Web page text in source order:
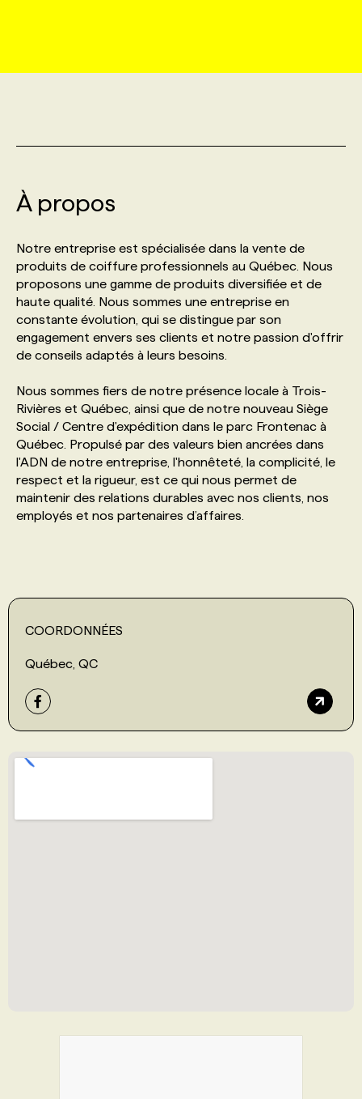
INITIATIVES NUMÉRIQUES
PRIX ET DISTINCTIONS
TENDANCES
MARKETING DURABLE
ÉVÉNEMENTIEL
NOS AUTEUR‧RICES
ANNONCEZ AVEC NOUS
PROFIL ENTREPRISE
FAQ
ANNONCEZ AVEC NOUS
PROFIL CANDIDAT
ANNONCEZ AVEC NOUS
NOS PARCOURS DE FORMATIONS
FORMATIONS PERSONNALISÉES
NOS FORMATEUR‧RICES
POURQUOI CHOISIR NOS FORMATIONS
NOS TARIFS
PROGRAMMES DE SUBVENTIONS
FAQ
ANNONCEZ AVEC NOUS
SERVICE DE CHASSE DE TÊTE
NOS TARIFS
NOS EXPERTISES
FAQ
ANNONCEZ AVEC NOUS
À propos
Notre entreprise est spécialisée dans la vente de
produits de coiffure professionnels au Québec. Nous
proposons une gamme de produits diversifiée et de
haute qualité. Nous sommes une entreprise en
constante évolution, qui se distingue par son
engagement envers ses clients et notre passion d'offrir
de conseils adaptés à leurs besoins.
Nous sommes fiers de notre présence locale à Trois-
Rivières et Québec, ainsi que de notre nouveau Siège
Social / Centre d'expédition dans le parc Frontenac à
Québec. Propulsé par des valeurs bien ancrées dans
l'ADN de notre entreprise, l'honnêteté, la complicité, le
respect et la rigueur, est ce qui nous permet de
maintenir des relations durables avec nos clients, nos
employés et nos partenaires d’affaires.
COORDONNÉES
Québec, QC